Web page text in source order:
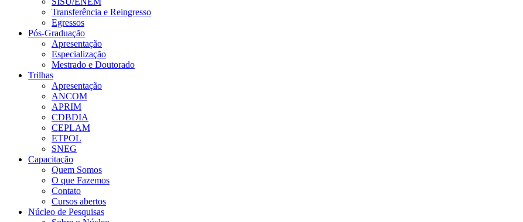
Transferência e Reingresso
Egressos
Pós-Graduação
Apresentação
Especialização
Mestrado e Doutorado
Trilhas
Apresentação
ANCOM
APRIM
CDBDIA
CEPLAM
ETPOL
SNEG
Capacitação
Quem Somos
O que Fazemos
Contato
Cursos abertos
Núcleo de Pesquisas